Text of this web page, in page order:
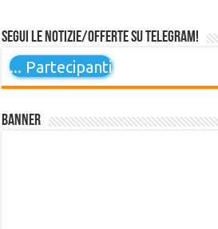
Segui le notizie/offerte su Telegram!
... Partecipanti
Banner